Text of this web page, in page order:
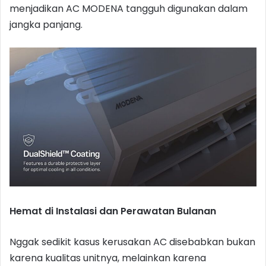
menjadikan AC MODENA tangguh digunakan dalam
jangka panjang.
Hemat di Instalasi dan Perawatan Bulanan
Nggak sedikit kasus kerusakan AC disebabkan bukan
karena kualitas unitnya, melainkan karena